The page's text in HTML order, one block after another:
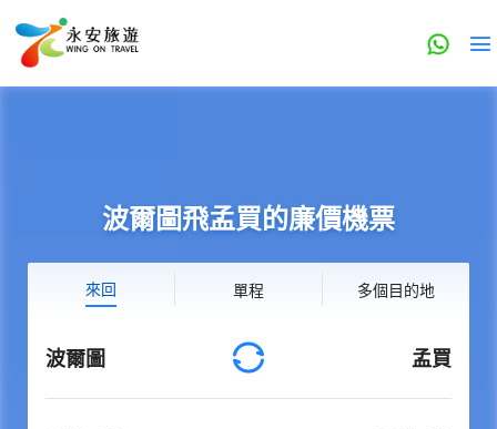
波爾圖飛孟買的廉價機票
來回 單程 多個目的地
波爾圖 孟買